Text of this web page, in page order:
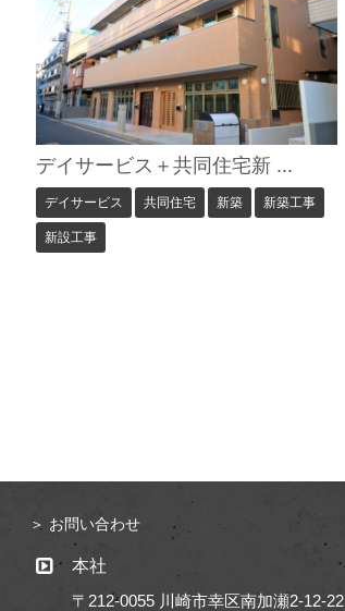
デイサービス＋共同住宅新 ...
デイサービス 共同住宅 新築 新築工事
新設工事
＞ お問い合わせ
本社
〒212-0055 川崎市幸区南加瀬2-12-22